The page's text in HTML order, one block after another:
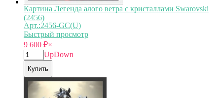
Картина Легенда алого ветра с кристаллами Swarovski
(2456)
Арт.:2456-GC(U)
Быстрый просмотр
9 600 ₽×
UpDown
Купить